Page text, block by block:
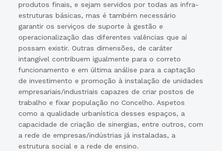
produtos finais, e sejam servidos por todas as infra-
estruturas básicas, mas é também necessário
garantir os serviços de suporte à gestão e
operacionalização das diferentes valências que aí
possam existir. Outras dimensões, de caráter
intangível contribuem igualmente para o correto
funcionamento e em última análise para a captação
de investimento e promoção à instalação de unidades
empresariais/industriais capazes de criar postos de
trabalho e fixar população no Concelho. Aspetos
como a qualidade urbanística desses espaços, a
capacidade de criação de sinergias, entre outros, com
a rede de empresas/indústrias já instaladas, a
estrutura social e a rede de ensino.